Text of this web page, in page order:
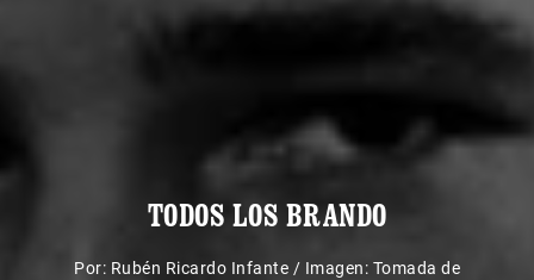
TODOS LOS BRANDO
Por: Rubén Ricardo Infante / Imagen: Tomada de